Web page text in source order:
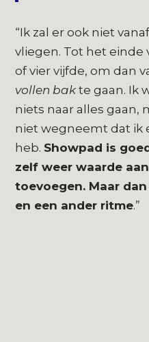
“Ik zal er ook niet
vliegen. Tot het einde
of vier vijfde, om dan
vollen bakte gaan. Ik
niets naar alles gaan,
niet wegneemt dat ik
heb. Showpad is
zelf weer waarde
toevoegen. Maar
en een ander ritme.”